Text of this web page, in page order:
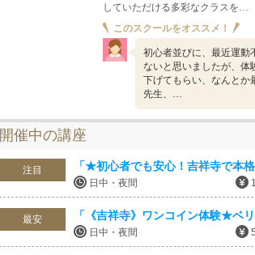
していただける多彩なクラスを…
このスクールをオススメ！
初心者並びに、最近運動
ないと思いましたが、体
下げてもらい、なんとか
先生、…
開催中の講座
注目 「★初心者でも安心！吉祥寺で本
日中・夜間
最安 「《吉祥寺》ワンコイン体験★ベ
日中・夜間